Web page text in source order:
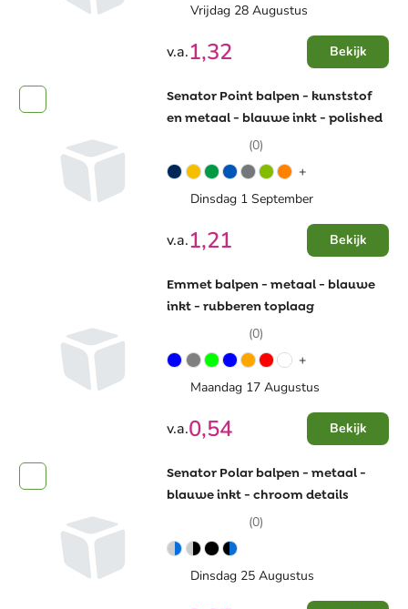
Vrijdag 28 Augustus
v.a.1,32 Bekijk
Senator Point balpen - kunststof
en metaal - blauwe inkt - polished
(0)
+
Dinsdag 1 September
v.a.1,21 Bekijk
Emmet balpen - metaal - blauwe
inkt - rubberen toplaag
(0)
+
Maandag 17 Augustus
v.a.0,54 Bekijk
Senator Polar balpen - metaal -
blauwe inkt - chroom details
(0)
Dinsdag 25 Augustus